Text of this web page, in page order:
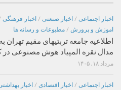
اخبار اجتماعی / اخبار صنعتی / اخبار فرهنگی
اموزش و پرورش / مطبوعات و رسانه ها
اطلاعیه جامعه تربتیهای مقیم
مدال نقره المپیاد هوش مصنوعی در
مرداد ۱۸, ۱۴۰۵
اخبار اجتماعی / اخبار اقتصادی / اخبار